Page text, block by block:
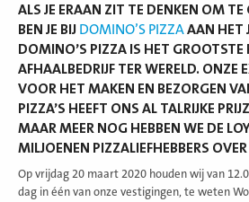
ALS JE ERAAN ZIT TE DENKEN OM
BEN JE BIJ DOMINO’S PIZZAAAN HET
DOMINO’S PIZZA IS HET GROOTSTE
AFHAALBEDRIJF TER WERELD. ONZE
VOOR HET MAKEN EN BEZORGEN
PIZZA’S HEEFT ONS AL TALRIJKE
MAAR MEER NOG HEBBEN WE DE
MILJOENEN PIZZALIEFHEBBERS
Op vrijdag 20 maart 2020 houden wij van
dag in één van onze vestigingen, te weten